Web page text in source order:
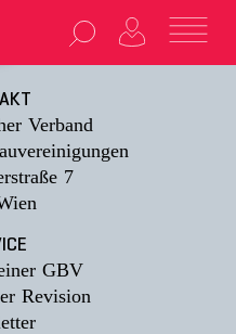
Verband
7
GBV
Revision